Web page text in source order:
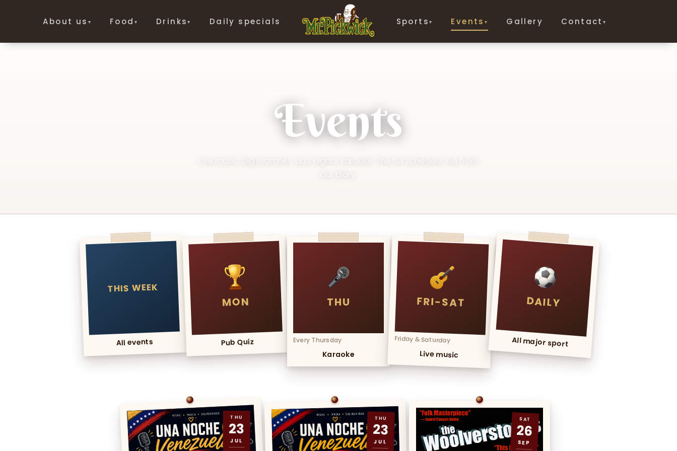
About us ▾ Food ▾ Drinks▾ Daily specials Sports ▾ Events ▾ Gallery Contact ▾
Events
Live music, big matches, quiz nights, karaoke. The full schedule, live from
THIS WEEK
All events
MON
Pub Quiz
THU
Karaoke
Every Thursday
FRI-SAT
Live music
Friday & Saturday
DAILY
All major sport
THU
23
JUL
THU
23
JUL
SAT
26
SEP